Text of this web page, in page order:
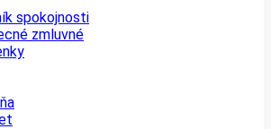
spokojnosti
zmluvné